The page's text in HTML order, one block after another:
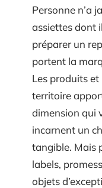
Personne n’a
assiettes dont
préparer un
portent la
Les produits
territoire
dimension qui
incarnent un
tangible. Mais
labels,
objets